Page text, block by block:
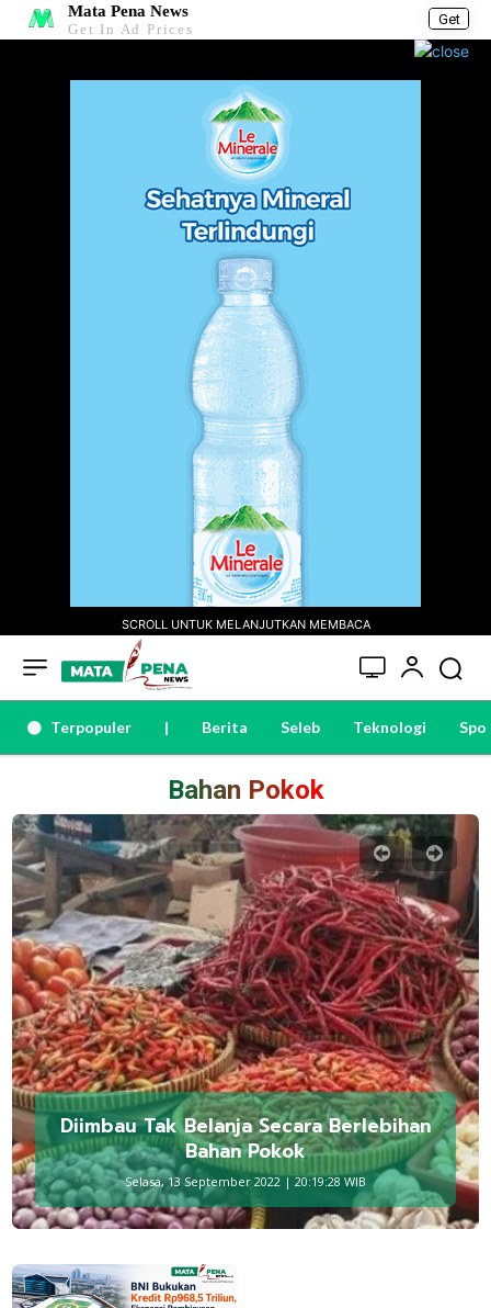
Get
Mata Pena News
Get In Ad Prices
SCROLL UNTUK MELANJUTKAN MEMBACA
Terpopuler | Berita Seleb Teknologi
Bahan Pokok
Diimbau Tak Belanja Secara Berlebihan
Bahan Pokok
Selasa, 13 September 2022 | 20:19:28 WIB